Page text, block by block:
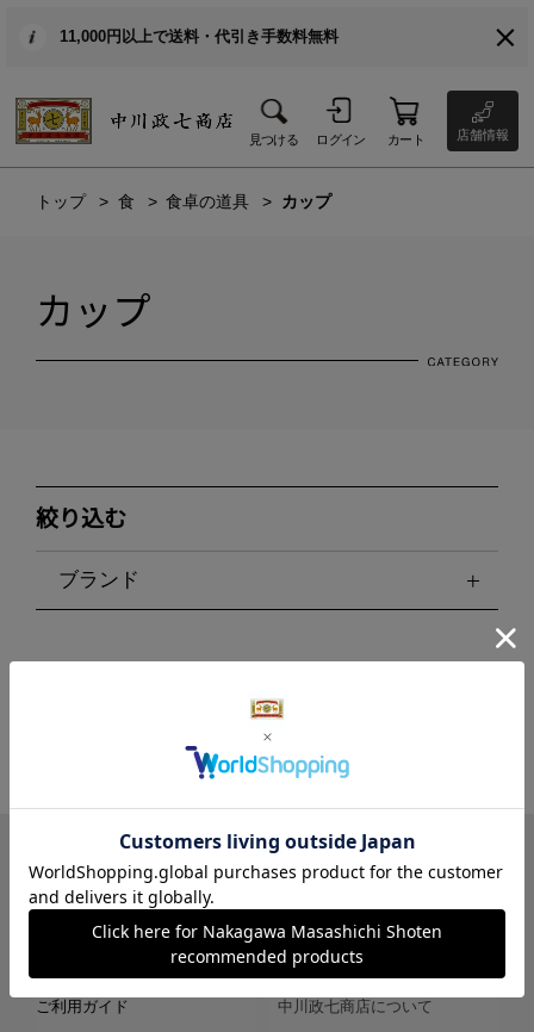
11,000円以上で送料・代引き手数料無料
見つける ログイン カート 店舗情報
トップ 食 食卓の道具 カップ
カップ
絞り込む
ブランド
LINE Instagram X Facebook メールマガジン
ご利用ガイド 中川政七商店について